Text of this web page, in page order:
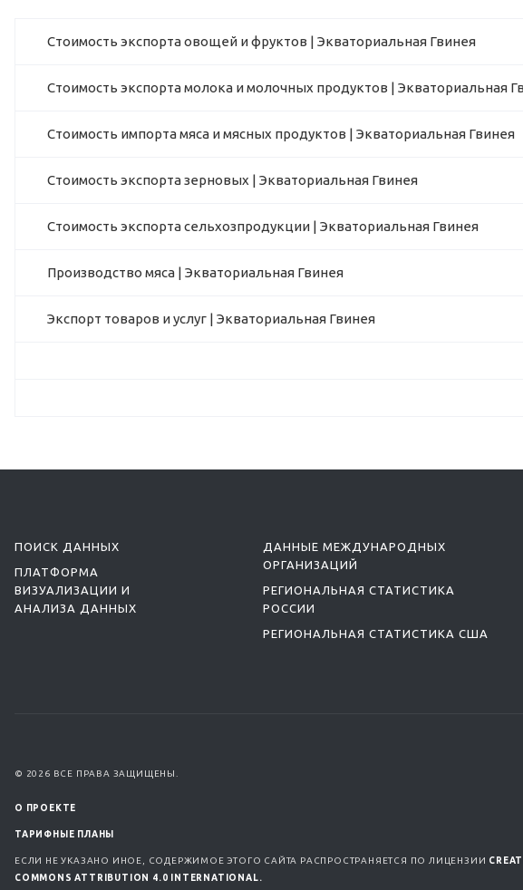
Стоимость экспорта овощей и фруктов | Экваториальная Гвинея
Стоимость экспорта молока и молочных продуктов | Экваториальная
Стоимость импорта мяса и мясных продуктов | Экваториальная Гвинея
Стоимость экспорта зерновых | Экваториальная Гвинея
Стоимость экспорта сельхозпродукции | Экваториальная Гвинея
Производство мяса | Экваториальная Гвинея
Экспорт товаров и услуг | Экваториальная Гвинея
ПОИСК ДАННЫХ
ПЛАТФОРМА
ВИЗУАЛИЗАЦИИ И
АНАЛИЗА ДАННЫХ
ДАННЫЕ МЕЖДУНАРОДНЫХ
ОРГАНИЗАЦИЙ
РЕГИОНАЛЬНАЯ СТАТИСТИКА
РОССИИ
РЕГИОНАЛЬНАЯ СТАТИСТИКА США
© 2026 ВСЕ ПРАВА ЗАЩИЩЕНЫ.
О ПРОЕКТЕ
ТАРИФНЫЕ ПЛАНЫ
ЕСЛИ НЕ УКАЗАНО ИНОЕ, СОДЕРЖИМОЕ ЭТОГО САЙТА РАСПРОСТРАНЯЕТСЯ ПО ЛИЦЕНЗИИ
COMMONS ATTRIBUTION 4.0 INTERNATIONAL.